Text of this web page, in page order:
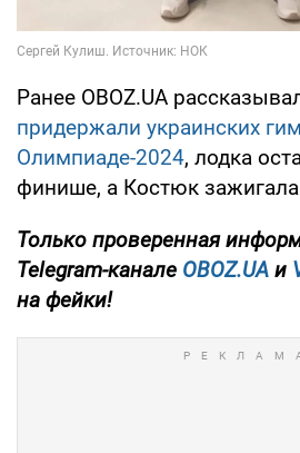
Ранее OBOZ.UA
придержали украинских
Олимпиаде-2024, лодка
финише, а Костюк
Только проверенная
Telegram-канале OBOZ.UA и
на фейки!